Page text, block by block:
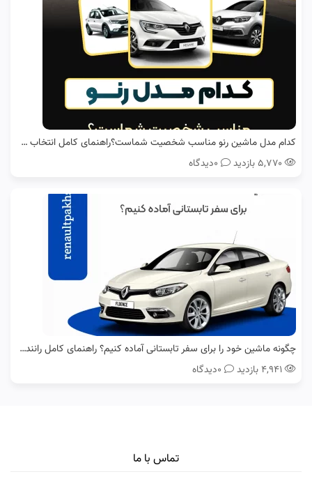
کدام مدل ماشین رنو مناسب شخصیت شماست؟راهنمای کامل انتخاب خودرو
۵,۷۷۰ بازدید
0دیدگاه
چگونه ماشین خود را برای سفر تابستانی آماده کنیم؟ راهنمای کامل رانندگان رنو
۴,۹۴۱ بازدید
0دیدگاه
تماس با ما